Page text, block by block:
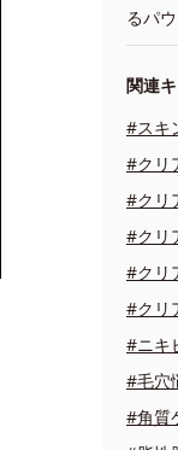
るパ
関連
#スキ
#クリ
#クリ
#クリ
#クリ
#クリ
#ニキ
#毛穴
#角質